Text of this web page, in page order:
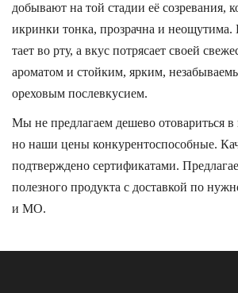
добывают на той стадии её созревания,
икринки тонка, прозрачна и неощутима.
тает во рту, а вкус потрясает своей
ароматом и стойким, ярким,
ореховым послевкусием.
Мы не предлагаем дешево отовариться в
но наши цены конкурентоспособные.
подтверждено сертификатами.
полезного продукта с доставкой по
и МО.